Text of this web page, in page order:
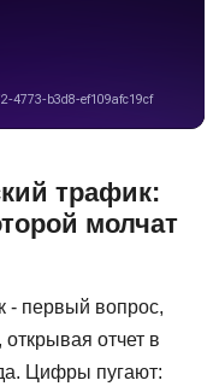
трафик:
молчат
- первый вопрос,
отчет в
Цифры пугают: